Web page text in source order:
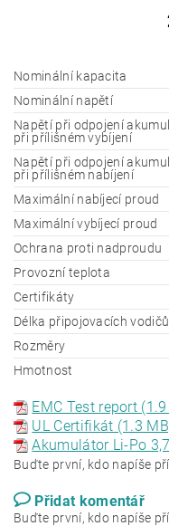
Nominální kapacita
Nominální napětí
Napětí při odpojení
při přílišném vybíjení
Napětí při odpojení
při přílišném nabíjení
Maximální nabíjecí proud
Maximální vybíjecí proud
Ochrana proti nadproudu
Provozní teplota
Certifikáty
Délka připojovacích vodičů
Rozměry
Hmotnost
EMC Test report
UL Certifikát (1.3
Akumulátor Li-Po
Buďte první, kdo napíše
Přidat komentář
Buďte první, kdo napíše